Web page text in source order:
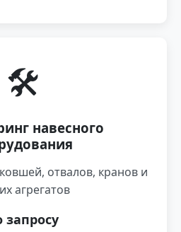
🛠️
навесного
отвалов, кранов и
агрегатов
запросу